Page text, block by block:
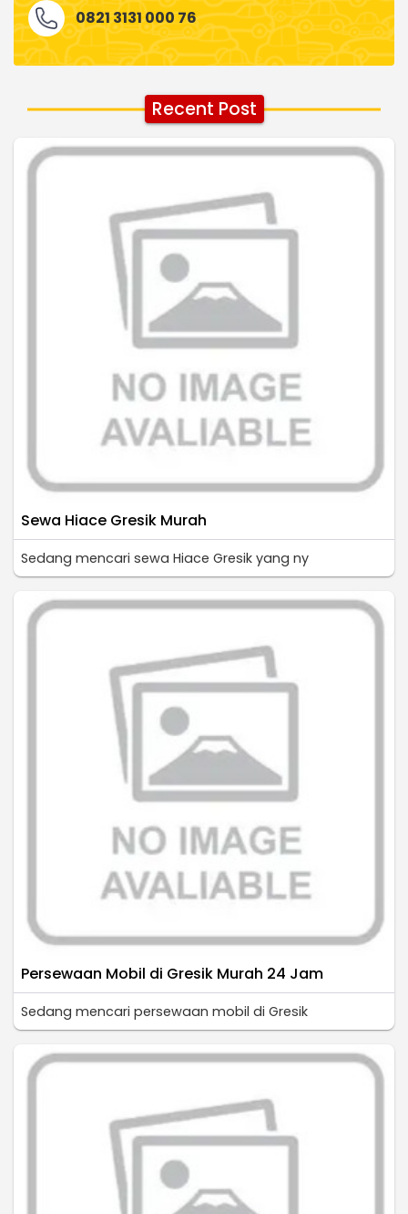
0821 3131 000 76
Recent Post
Sewa Hiace Gresik Murah
Sedang mencari sewa Hiace Gresik yang ny
Persewaan Mobil di Gresik Murah 24 Jam
Sedang mencari persewaan mobil di Gresik